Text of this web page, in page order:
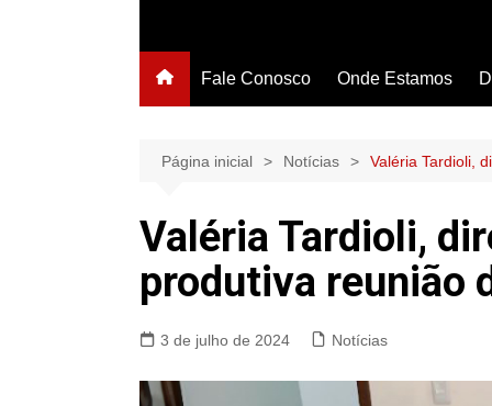
Fale Conosco Onde Estamos
Página inicial Notícias Valéria Tardioli,
Valéria Tardioli,
produtiva reunião
3 de julho de 2024 Notícias